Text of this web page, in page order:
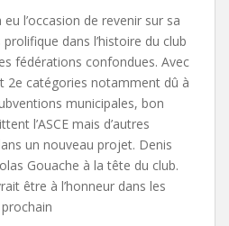
eu l’occasion de revenir sur sa
dans l’histoire du club
fédérations confondues. Avec
2e catégories notamment dû à
municipales, bon
l’ASCE mais d’autres
un nouveau projet. Denis
Gouache à la tête du club.
être à l’honneur dans les